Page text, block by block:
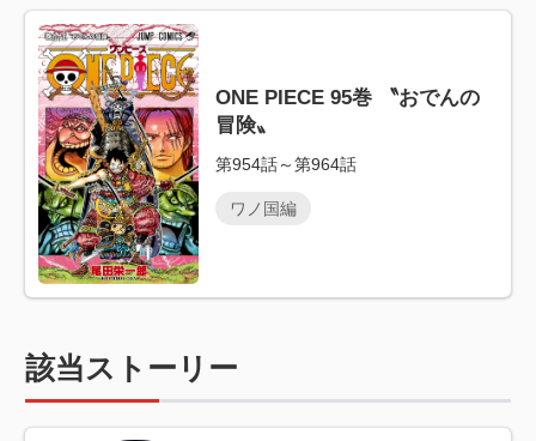
ONE PIECE 95巻 〝おでんの
冒険〟
第954話～第964話
ワノ国編
該当ストーリー